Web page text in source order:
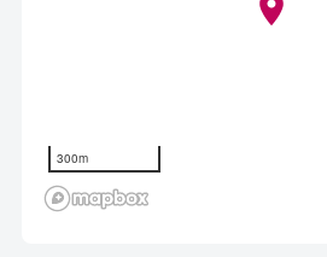
300m